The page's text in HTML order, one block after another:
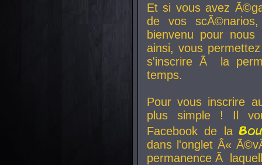
Et si vous avez
de vos
bienvenu pour
ainsi, vous
s'inscrire Ã la
temps.
Pour vous inscrire
plus simple ! Il
Facebook de la
dans l'onglet Â«
permanence Ã